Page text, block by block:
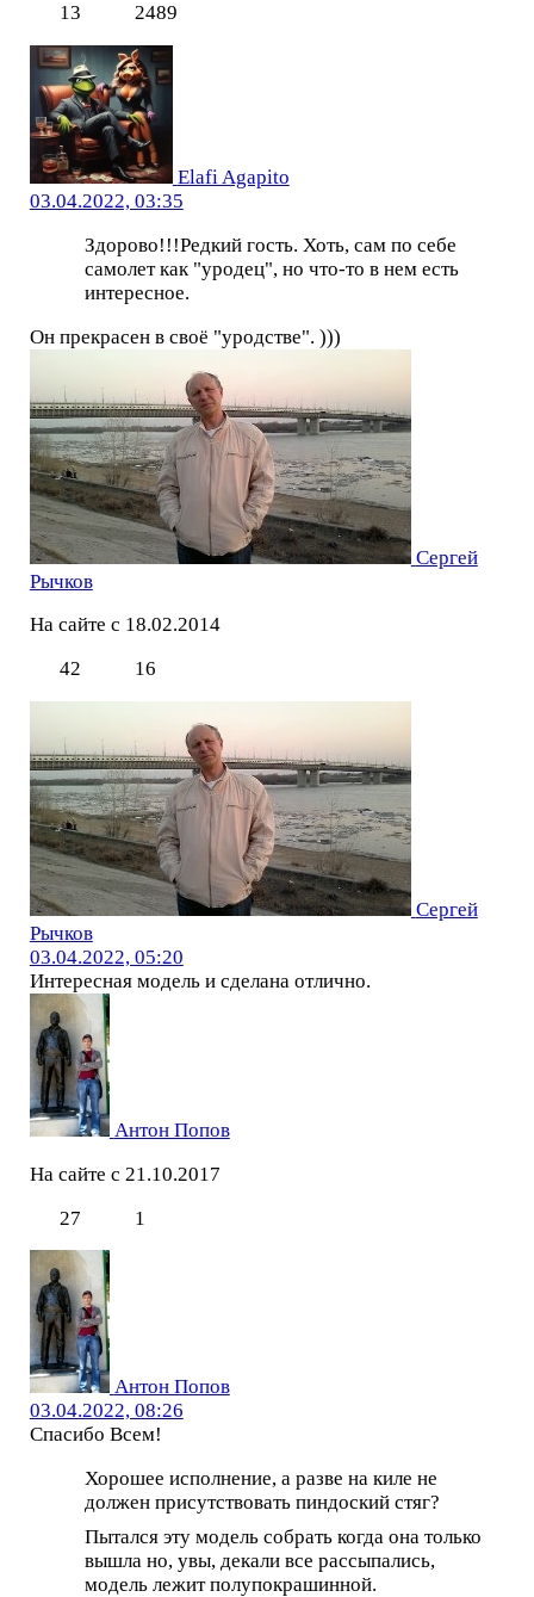
13
2489
Elafi Agapito
03.04.2022, 03:35
Здорово!!!Редкий гость. Хоть, сам по себе
самолет как "уродец", но что-то в нем есть
интересное.
Он прекрасен в своё "уродстве". )))
Сергей
Рычков
На сайте с 18.02.2014
42
16
Сергей
Рычков
03.04.2022, 05:20
Интересная модель и сделана отлично.
Антон Попов
На сайте с 21.10.2017
27
1
Антон Попов
03.04.2022, 08:26
Спасибо Всем!
Хорошее исполнение, а разве на киле не
должен присутствовать пиндоский стяг?
Пытался эту модель собрать когда она только
вышла но, увы, декали все рассыпались,
модель лежит полупокрашинной.